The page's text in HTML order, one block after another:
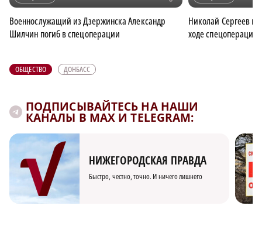
Военнослужащий из Дзержинска Александр
Шилчин погиб в спецоперации
Николай Сергеев
ходе спецоперации
ОБЩЕСТВО ДОНБАСС
ПОДПИСЫВАЙТЕСЬ НА НАШИ
КАНАЛЫ В MAX И TELEGRAM:
НИЖЕГОРОДСКАЯ ПРАВДА
Быстро, честно, точно. И ничего лишнего